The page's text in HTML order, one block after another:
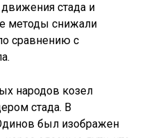
стада и
методы снижали
сравнению с
народов козел
стада. В
был изображен